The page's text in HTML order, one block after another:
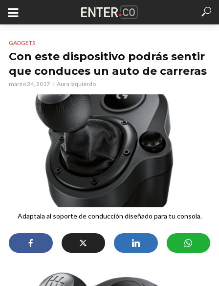
GADGETS
Con este dispositivo podrás sentir
que conduces un auto de carreras
marzo 24, 2017 Aura Izquierdo
Adaptala al soporte de conducción diseñado para tu consola.